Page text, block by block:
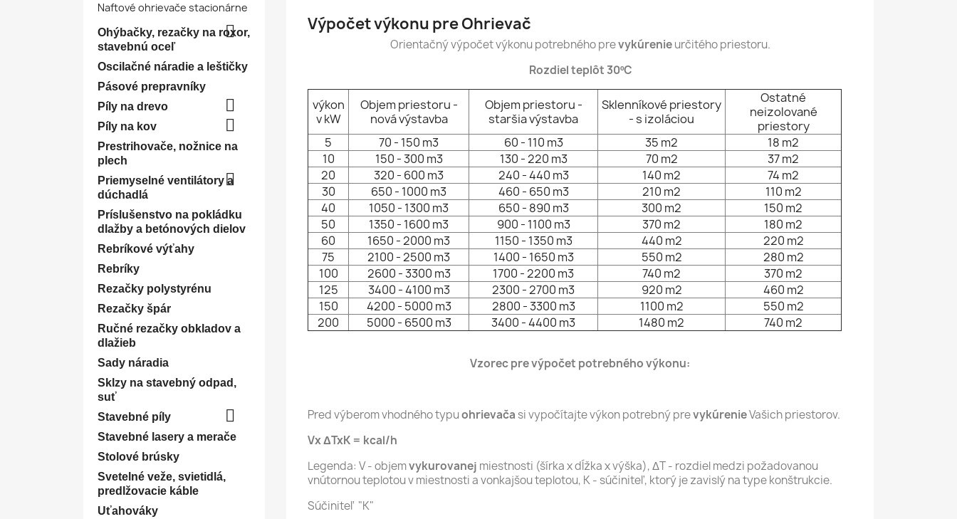
Naftové ohrievače stacionárne
Ohýbačky, rezačky na roxor,
stavebnú oceľ

Oscilačné náradie a leštičky
Pásové prepravníky
Píly na drevo

Píly na kov 
Prestrihovače, nožnice na
plech
Priemyselné ventilátory a
dúchadlá

Príslušenstvo na pokládku
dlažby a betónových dielov
Rebríkové výťahy
Rebríky
Rezačky polystyrénu
Rezačky špár
Ručné rezačky obkladov a
dlažieb
Sady náradia
Sklzy na stavebný odpad,
suť
Stavebné píly

Stavebné lasery a merače
Stolové brúsky
Svetelné veže, svietidlá,
predlžovacie káble
Uťahováky
Výpočet výkonu pre Ohrievač
Orientačný výpočet výkonu potrebného prevykúrenieurčitého priestoru.
Rozdiel teplôt 30ºC
výkon
v kW
Objem priestoru -
nová výstavba
Objem priestoru -
staršia výstavba
Sklenníkové priestory
- s izoláciou
Ostatné
neizolované
priestory
5
70 - 150 m3 60 - 110 m3 35 m2
18 m2
10
150 - 300 m3 130 - 220 m3 70 m2
37 m2
20
320 - 600 m3 240 - 440 m3 140 m2
74 m2
30
650 - 1000 m3 460 - 650 m3 210 m2
110 m2
40
1050 - 1300 m3 650 - 890 m3 300 m2
150 m2
50
1350 - 1600 m3 900 - 1100 m3 370 m2
180 m2
60
1650 - 2000 m3 1150 - 1350 m3 440 m2
220 m2
75
2100 - 2500 m3 1400 - 1650 m3 550 m2
280 m2
100
2600 - 3300 m3 1700 - 2200 m3 740 m2
370 m2
125
3400 - 4100 m3 2300 - 2700 m3 920 m2
460 m2
150
4200 - 5000 m3 2800 - 3300 m3 1100 m2
550 m2
200
5000 - 6500 m3 3400 - 4400 m3 1480 m2 740 m2
Vzorec pre výpočet potrebného výkonu:
Pred výberom vhodného typuohrievača si vypočítajte výkon potrebný prevykúrenieVašich priestorov.
Vx ΔTxK = kcal/h
Legenda: V - objemvykurovanej miestnosti (šírka x dĺžka x výška), ΔT - rozdiel medzi požadovanou
vnútornou teplotou v miestnosti a vonkajšou teplotou, K - súčiniteľ, ktorý je zavislý na type konštrukcie.
Súčiniteľ "K"